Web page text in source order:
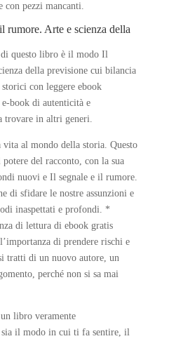
con pezzi mancanti.
Arte e scienza della
di questo libro è il modo Il
della previsione cui bilancia
con leggere ebook
book di autenticità e
trovare in altri generi.
al mondo della storia. Questo
del racconto, con la sua
nuovi e Il segnale e il rumore.
di sfidare le nostre assunzioni e
inaspettati e profondi. *
di lettura di ebook gratis
di prendere rischi e
tratti di un nuovo autore, un
perché non si sa mai
libro veramente
sia il modo in cui ti fa sentire, il